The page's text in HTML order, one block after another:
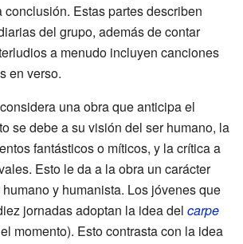
conclusión. Estas partes describen
del grupo, además de contar
a menudo incluyen canciones
en verso.
una obra que anticipa el
se debe a su visión del ser humano, la
fantásticos o míticos, y la crítica a
Esto le da a la obra un carácter
y humanista. Los jóvenes que
jornadas adoptan la idea del carpe
momento). Esto contrasta con la idea